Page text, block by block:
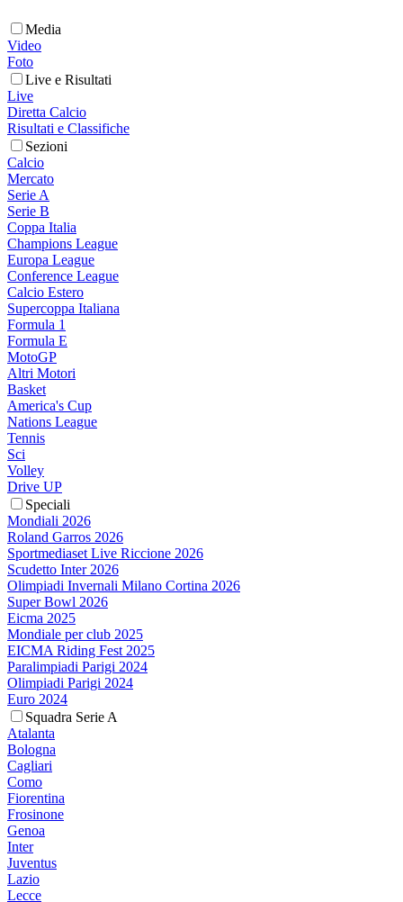
Media
Video
Foto
Live e Risultati
Live
Diretta Calcio
Risultati e Classifiche
Sezioni
Calcio
Mercato
Serie A
Serie B
Coppa Italia
Champions League
Europa League
Conference League
Calcio Estero
Supercoppa Italiana
Formula 1
Formula E
MotoGP
Altri Motori
Basket
America's Cup
Nations League
Tennis
Sci
Volley
Drive UP
Speciali
Mondiali 2026
Roland Garros 2026
Sportmediaset Live Riccione 2026
Scudetto Inter 2026
Olimpiadi Invernali Milano Cortina 2026
Super Bowl 2026
Eicma 2025
Mondiale per club 2025
EICMA Riding Fest 2025
Paralimpiadi Parigi 2024
Olimpiadi Parigi 2024
Euro 2024
Squadra Serie A
Atalanta
Bologna
Cagliari
Como
Fiorentina
Frosinone
Genoa
Inter
Juventus
Lazio
Lecce